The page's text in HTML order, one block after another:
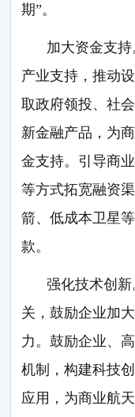
期”。
加大资金支
产业支持，推动
取政府领投、社
新金融产品，为
金支持。引导商
等方式拓宽融资
箭、低成本卫星
款。
强化技术创
关，鼓励企业加
力。鼓励企业、
机制，构建科技
应用，为商业航